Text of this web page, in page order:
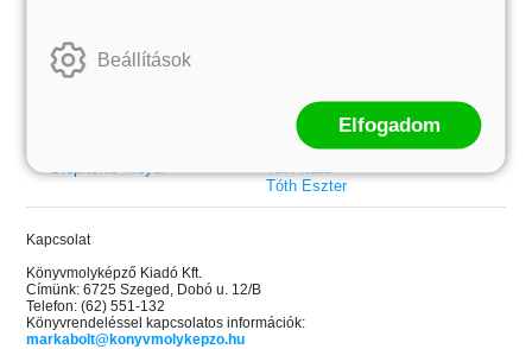
Leigh Bardugo
Maggie Stiefvater
Penelope Ward
Stephenie Meyer
Rácz-Stefán Tibor
Róbert Katalin
Spirit Bliss
Szélesi Sándor
Tavi Kata
Tóth Eszter
Kapcsolat
Könyvmolyképző Kiadó Kft.
Címünk: 6725 Szeged, Dobó u. 12/B
Telefon: (62) 551-132
Könyvrendeléssel kapcsolatos információk:
markabolt@konyvmolykepzo.hu
Beállítások
Elfogadom